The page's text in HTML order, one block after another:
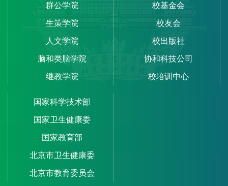
群公学院
生策学院
人文学院
脑和类脑学院
继教学院
校基金会
校友会
校出版社
协和科技公司
校培训中心
国家科学技术部
国家卫生健康委
国家教育部
北京市卫生健康委
北京市教育委员会